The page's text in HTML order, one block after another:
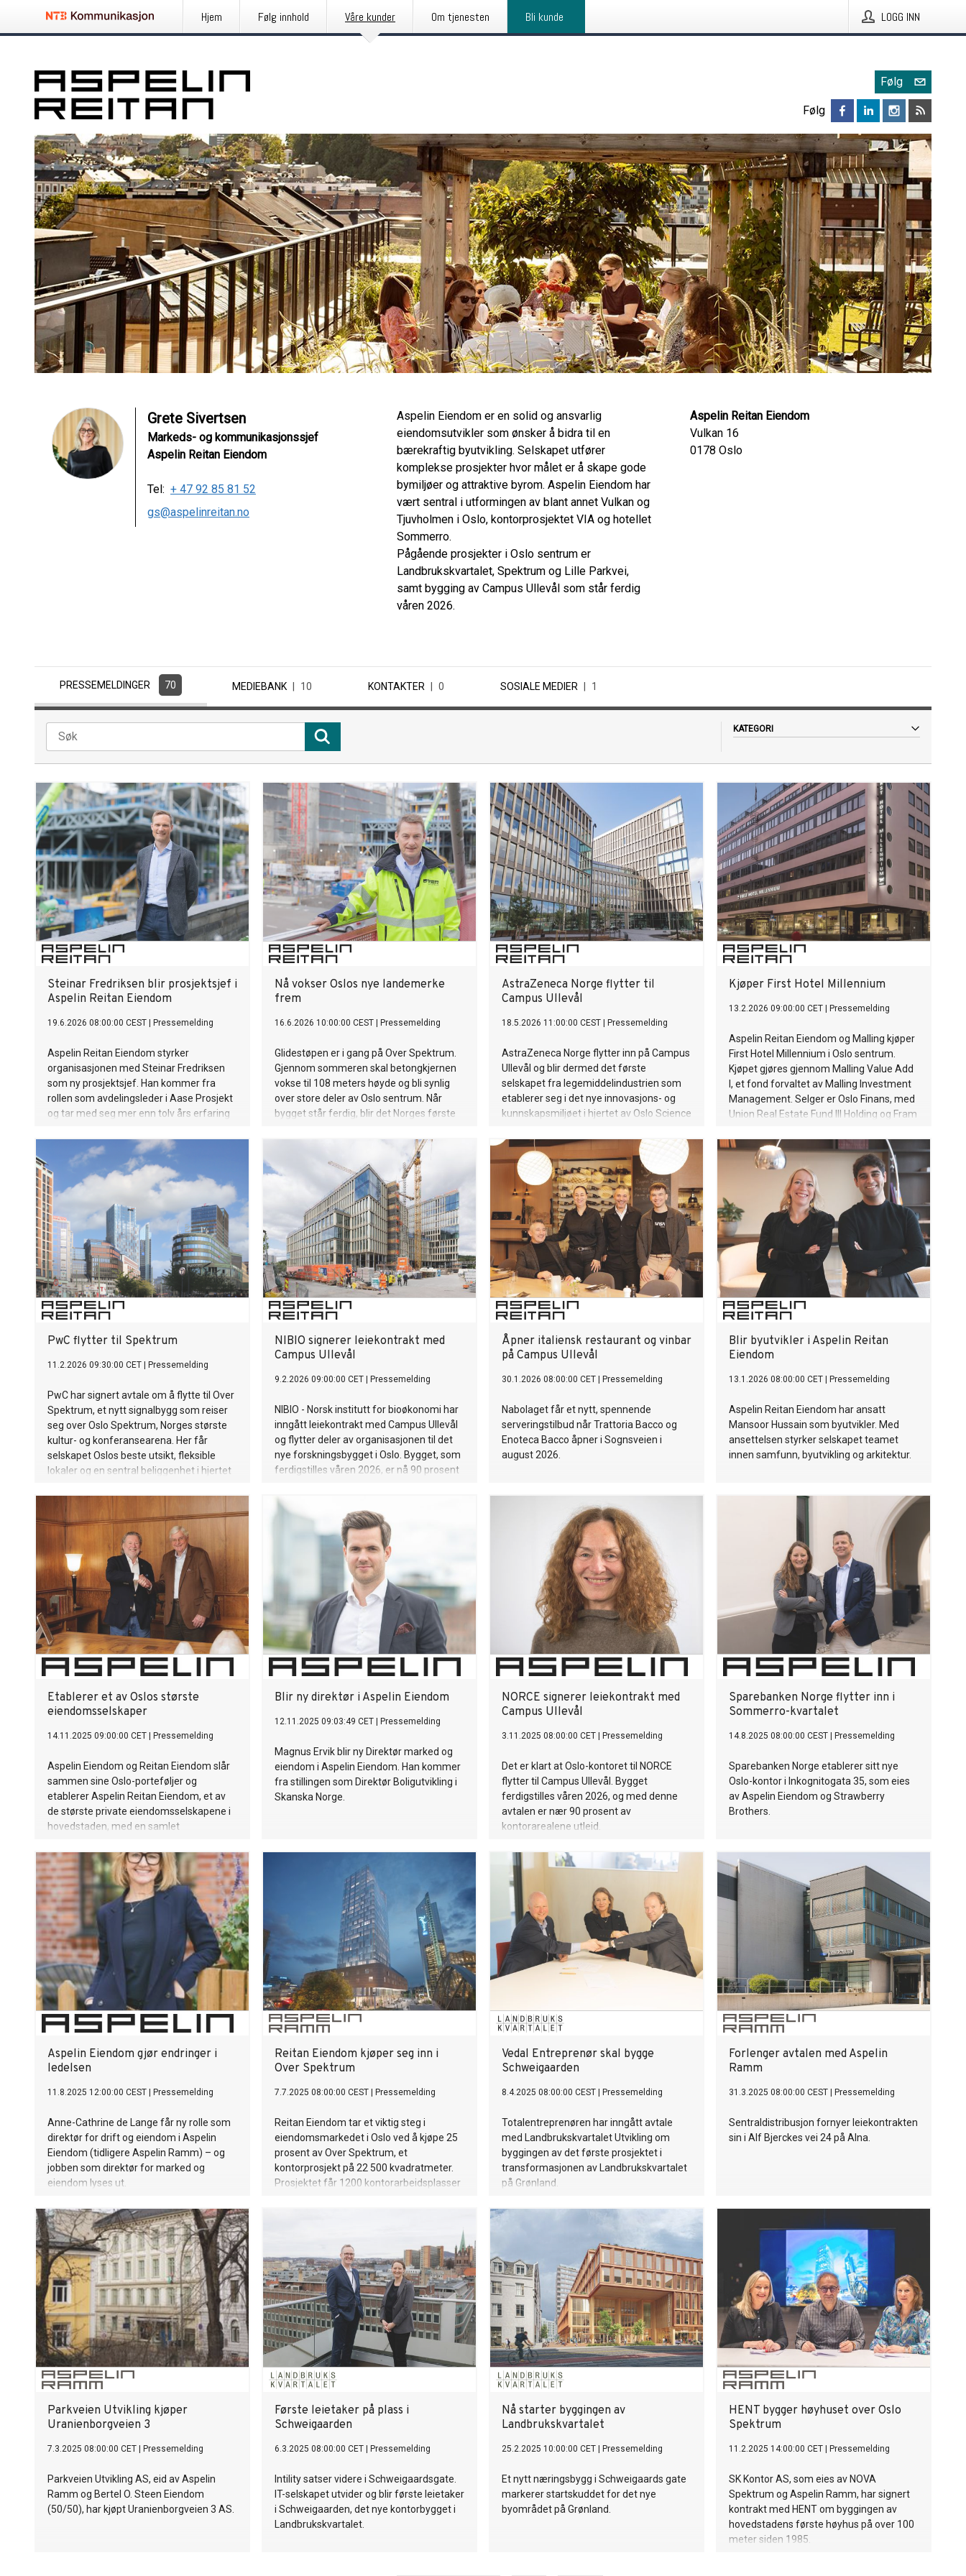
Hjem Følg innhold Våre kunder Om tjenesten Bli kunde LOGG INN
Følg
Følg
Grete Sivertsen
Markeds- og kommunikasjonssjef
Aspelin Reitan Eiendom
Tel: + 47 92 85 81 52
gs@aspelinreitan.no
Aspelin Eiendom er en solid og ansvarlig
eiendomsutvikler som ønsker å bidra til en
bærekraftig byutvikling. Selskapet utfører
komplekse prosjekter hvor målet er å skape gode
bymiljøer og attraktive byrom. Aspelin Eiendom har
vært sentral i utformingen av blant annet Vulkan og
Tjuvholmen i Oslo, kontorprosjektet VIA og hotellet
Sommerro.
Pågående prosjekter i Oslo sentrum er
Landbrukskvartalet, Spektrum og Lille Parkvei,
samt bygging av Campus Ullevål som står ferdig
våren 2026.
Aspelin Reitan Eiendom
Vulkan 16
0178 Oslo
PRESSEMELDINGER 70 MEDIEBANK 10 KONTAKTER 0 SOSIALE MEDIER 1
KATEGORI
Steinar Fredriksen blir prosjektsjef i
Aspelin Reitan Eiendom
19.6.2026 08:00:00 CEST | Pressemelding
Aspelin Reitan Eiendom styrker
organisasjonen med Steinar Fredriksen
som ny prosjektsjef. Han kommer fra
rollen som avdelingsleder i Aase Prosjekt
og tar med seg mer enn tolv års erfaring
Nå vokser Oslos nye landemerke
frem
16.6.2026 10:00:00 CEST | Pressemelding
Glidestøpen er i gang på Over Spektrum.
Gjennom sommeren skal betongkjernen
vokse til 108 meters høyde og bli synlig
over store deler av Oslo sentrum. Når
bygget står ferdig, blir det Norges første
AstraZeneca Norge flytter til
Campus Ullevål
18.5.2026 11:00:00 CEST | Pressemelding
AstraZeneca Norge flytter inn på Campus
Ullevål og blir dermed det første
selskapet fra legemiddelindustrien som
etablerer seg i det nye innovasjons- og
kunnskapsmiljøet i hjertet av Oslo Science
selskapets langsiktige satsing i Norge.
Kjøper First Hotel Millennium
13.2.2026 09:00:00 CET | Pressemelding
Aspelin Reitan Eiendom og Malling kjøper
First Hotel Millennium i Oslo sentrum.
Kjøpet gjøres gjennom Malling Value Add
I, et fond forvaltet av Malling Investment
Management. Selger er Oslo Finans, med
Union Real Estate Fund III Holding og Fram
PwC flytter til Spektrum
11.2.2026 09:30:00 CET | Pressemelding
PwC har signert avtale om å flytte til Over
Spektrum, et nytt signalbygg som reiser
seg over Oslo Spektrum, Norges største
kultur- og konferansearena. Her får
selskapet Oslos beste utsikt, fleksible
lokaler og en sentral beliggenhet i hjertet
NIBIO signerer leiekontrakt med
Campus Ullevål
9.2.2026 09:00:00 CET | Pressemelding
NIBIO - Norsk institutt for bioøkonomi har
inngått leiekontrakt med Campus Ullevål
og flytter deler av organisasjonen til det
nye forskningsbygget i Oslo. Bygget, som
ferdigstilles våren 2026, er nå 90 prosent
Åpner italiensk restaurant og vinbar
på Campus Ullevål
30.1.2026 08:00:00 CET | Pressemelding
Nabolaget får et nytt, spennende
serveringstilbud når Trattoria Bacco og
Enoteca Bacco åpner i Sognsveien i
august 2026.
Blir byutvikler i Aspelin Reitan
Eiendom
13.1.2026 08:00:00 CET | Pressemelding
Aspelin Reitan Eiendom har ansatt
Mansoor Hussain som byutvikler. Med
ansettelsen styrker selskapet teamet
innen samfunn, byutvikling og arkitektur.
Etablerer et av Oslos største
eiendomsselskaper
14.11.2025 09:00:00 CET | Pressemelding
Aspelin Eiendom og Reitan Eiendom slår
sammen sine Oslo-porteføljer og
etablerer Aspelin Reitan Eiendom, et av
de største private eiendomsselskapene i
hovedstaden, med en samlet
kroner.
Blir ny direktør i Aspelin Eiendom
12.11.2025 09:03:49 CET | Pressemelding
Magnus Ervik blir ny Direktør marked og
eiendom i Aspelin Eiendom. Han kommer
fra stillingen som Direktør Boligutvikling i
Skanska Norge.
NORCE signerer leiekontrakt med
Campus Ullevål
3.11.2025 08:00:00 CET | Pressemelding
Det er klart at Oslo-kontoret til NORCE
flytter til Campus Ullevål. Bygget
ferdigstilles våren 2026, og med denne
avtalen er nær 90 prosent av
kontorarealene utleid.
Sparebanken Norge flytter inn i
Sommerro-kvartalet
14.8.2025 08:00:00 CEST | Pressemelding
Sparebanken Norge etablerer sitt nye
Oslo-kontor i Inkognitogata 35, som eies
av Aspelin Eiendom og Strawberry
Brothers.
Aspelin Eiendom gjør endringer i
ledelsen
11.8.2025 12:00:00 CEST | Pressemelding
Anne-Cathrine de Lange får ny rolle som
direktør for drift og eiendom i Aspelin
Eiendom (tidligere Aspelin Ramm) – og
jobben som direktør for marked og
eiendom lyses ut.
Reitan Eiendom kjøper seg inn i
Over Spektrum
7.7.2025 08:00:00 CEST | Pressemelding
Reitan Eiendom tar et viktig steg i
eiendomsmarkedet i Oslo ved å kjøpe 25
prosent av Over Spektrum, et
kontorprosjekt på 22 500 kvadratmeter.
Prosjektet får 1200 kontorarbeidsplasser
Vedal Entreprenør skal bygge
Schweigaarden
8.4.2025 08:00:00 CEST | Pressemelding
Totalentreprenøren har inngått avtale
med Landbrukskvartalet Utvikling om
byggingen av det første prosjektet i
transformasjonen av Landbrukskvartalet
på Grønland.
Forlenger avtalen med Aspelin
Ramm
31.3.2025 08:00:00 CEST | Pressemelding
Sentraldistribusjon fornyer leiekontrakten
sin i Alf Bjerckes vei 24 på Alna.
Parkveien Utvikling kjøper
Uranienborgveien 3
7.3.2025 08:00:00 CET | Pressemelding
Parkveien Utvikling AS, eid av Aspelin
Ramm og Bertel O. Steen Eiendom
(50/50), har kjøpt Uranienborgveien 3 AS.
Første leietaker på plass i
Schweigaarden
6.3.2025 08:00:00 CET | Pressemelding
Intility satser videre i Schweigaardsgate.
IT-selskapet utvider og blir første leietaker
i Schweigaarden, det nye kontorbygget i
Landbrukskvartalet.
Nå starter byggingen av
Landbrukskvartalet
25.2.2025 10:00:00 CET | Pressemelding
Et nytt næringsbygg i Schweigaards gate
markerer startskuddet for det nye
byområdet på Grønland.
HENT bygger høyhuset over Oslo
Spektrum
11.2.2025 14:00:00 CET | Pressemelding
SK Kontor AS, som eies av NOVA
Spektrum og Aspelin Ramm, har signert
kontrakt med HENT om byggingen av
hovedstadens første høyhus på over 100
meter siden 1985.